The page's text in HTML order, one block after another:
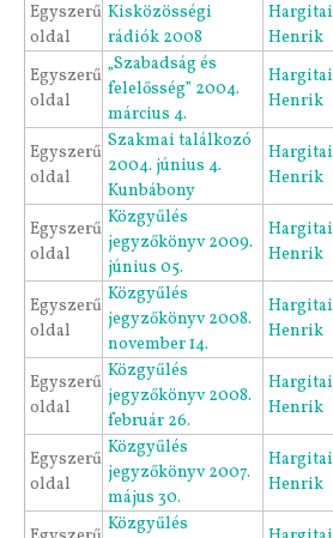
Egyszerű
oldal
Kisközösségi
rádiók 2008
Hargitai
Henrik
Egyszerű
oldal
„Szabadság és
felelősség” 2004.
március 4.
Hargitai
Henrik
Egyszerű
oldal
Szakmai találkozó
2004. június 4.
Kunbábony
Hargitai
Henrik
Egyszerű
oldal
Közgyűlés
jegyzőkönyv 2009.
június 05.
Hargitai
Henrik
Egyszerű
oldal
Közgyűlés
jegyzőkönyv 2008.
november 14.
Hargitai
Henrik
Egyszerű
oldal
Közgyűlés
jegyzőkönyv 2008.
február 26.
Hargitai
Henrik
Egyszerű
oldal
Közgyűlés
jegyzőkönyv 2007.
május 30.
Hargitai
Henrik
Közgyűlés